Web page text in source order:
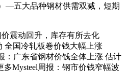
—五大品种钢材供需双减，短期
震动回升，库存有所去化
全国冷轧板卷价钱大幅上涨
：广东省钢材价钱全体上涨 估计
多Mysteel周报：钢市价钱窄幅波